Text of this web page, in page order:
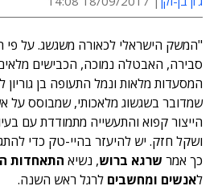
"המשק הישראלי לכאורה משגשג. על פי
סבירה, האבטלה נמוכה, הכבישים
המסעדות מלאות ונמל התעופה בן
שמדובר בשגשוג מלאכותי, שמבוסס על
הייצור קפוא והתעשייה מתמודדת עם
ושקל חזק. יש להיעזר בהיי-טק כדי
כך אמר שרגא ברוש, נשיא התאחדות
לאנשים ומחשבים לרגל ראש השנה.